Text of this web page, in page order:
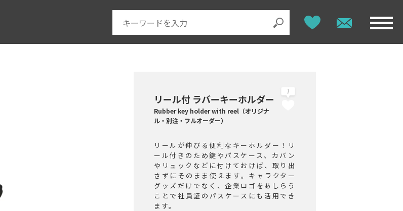
リール付 ラバーキーホルダー
Rubber key holder with reel（オリジナ
ル・別注・フルオーダー）
7
リールが伸びる便利なキーホルダー！リ
ール付きのため鍵やパスケース、カバン
やリュックなどに付けておけば、取り出
さずにそのまま使えます。キャラクター
グッズだけでなく、企業ロゴをあしらう
ことで社員証のパスケースにも活用でき
ます。